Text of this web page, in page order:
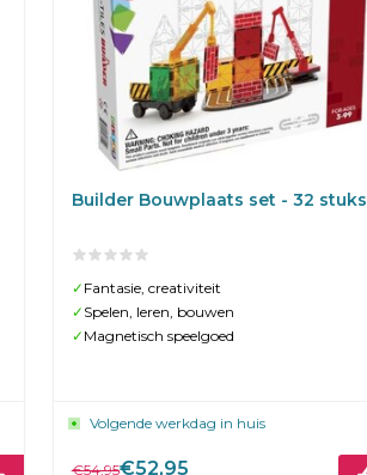
Builder Bouwplaats set - 32 stuks
✓ Fantasie, creativiteit
✓ Spelen, leren, bouwen
✓ Magnetisch speelgoed
Volgende werkdag in huis
€54,95€52,95